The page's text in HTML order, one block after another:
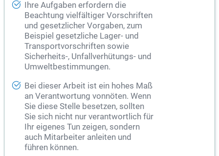
Ihre Aufgaben erfordern die
Beachtung vielfältiger Vorschriften
und gesetzlicher Vorgaben, zum
Beispiel gesetzliche Lager- und
Transportvorschriften sowie
Sicherheits-, Unfallverhütungs- und
Umweltbestimmungen.
Bei dieser Arbeit ist ein hohes Maß
an Verantwortung vonnöten. Wenn
Sie diese Stelle besetzen, sollten
Sie sich nicht nur verantwortlich für
Ihr eigenes Tun zeigen, sondern
auch Mitarbeiter anleiten und
führen können.